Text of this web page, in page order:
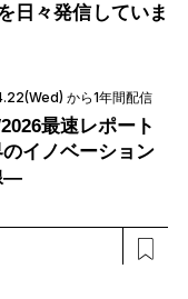
日々発信していま
から1年間配信
最速レポート
イノベーション
―